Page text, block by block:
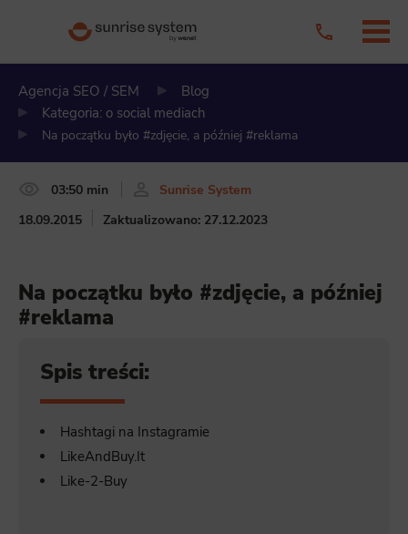
Agencja SEO / SEM
Blog
Kategoria: o social mediach
Na początku było #zdjęcie, a później #reklama
03:50 min
Sunrise System
18.09.2015
Zaktualizowano: 27.12.2023
Na początku było #zdjęcie, a później
#reklama
Spis treści:
Hashtagi na Instagramie
LikeAndBuy.It
Like-2-Buy